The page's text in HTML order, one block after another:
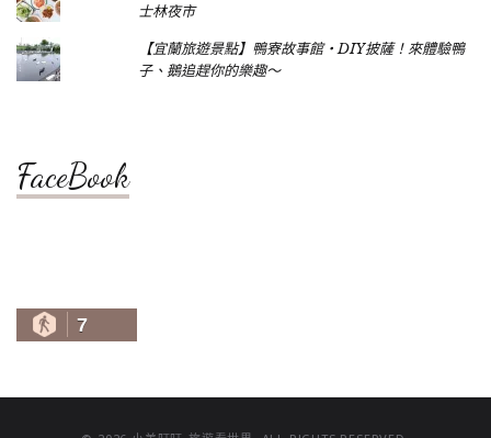
士林夜市
【宜蘭旅遊景點】鴨寮故事館‧DIY披薩！來體驗鴨
子、鵝追趕你的樂趣～
FaceBook
7